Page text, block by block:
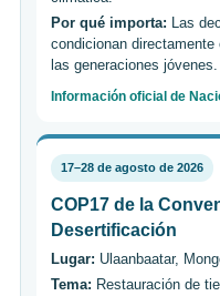
Por qué importa: Las
condicionan
las generaciones jóvenes.
Información oficial de
17–28 de agosto de 2026
COP17 de la
Desertificación
Lugar: Ulaanbaatar,
Tema: Restauración de